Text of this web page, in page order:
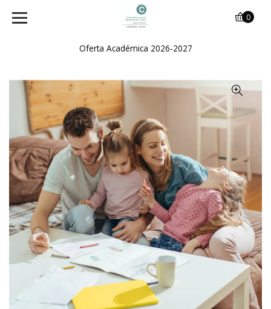
Oferta Académica 2026-2027
0